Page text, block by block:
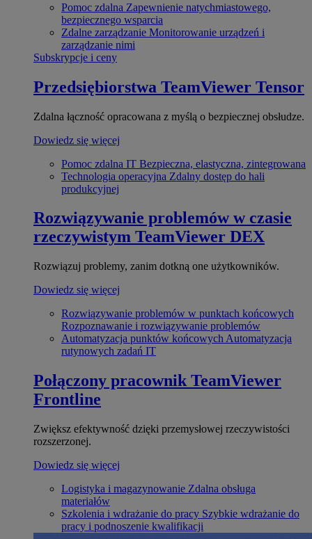
Pomoc zdalna Zapewnienie natychmiastowego,
bezpiecznego wsparcia
Zdalne zarządzanie Monitorowanie urządzeń i
zarządzanie nimi
Subskrypcje i ceny
Przedsiębiorstwa TeamViewer Tensor
Zdalna łączność opracowana z myślą o bezpiecznej obsłudze.
Dowiedz się więcej
Pomoc zdalna IT Bezpieczna, elastyczna, zintegrowana
Technologia operacyjna Zdalny dostęp do hali
produkcyjnej
Rozwiązywanie problemów w czasie
rzeczywistym TeamViewer DEX
Rozwiązuj problemy, zanim dotkną one użytkowników.
Dowiedz się więcej
Rozwiązywanie problemów w punktach końcowych
Rozpoznawanie i rozwiązywanie problemów
Automatyzacja punktów końcowych Automatyzacja
rutynowych zadań IT
Połączony pracownik TeamViewer
Frontline
Zwiększ efektywność dzięki przemysłowej rzeczywistości
rozszerzonej.
Dowiedz się więcej
Logistyka i magazynowanie Zdalna obsługa
materiałów
Szkolenia i wdrażanie do pracy Szybkie wdrażanie do
pracy i podnoszenie kwalifikacji